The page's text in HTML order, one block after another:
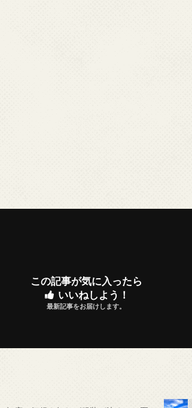
この記事が気に入ったら
いいねしよう！
最新記事をお届けします。